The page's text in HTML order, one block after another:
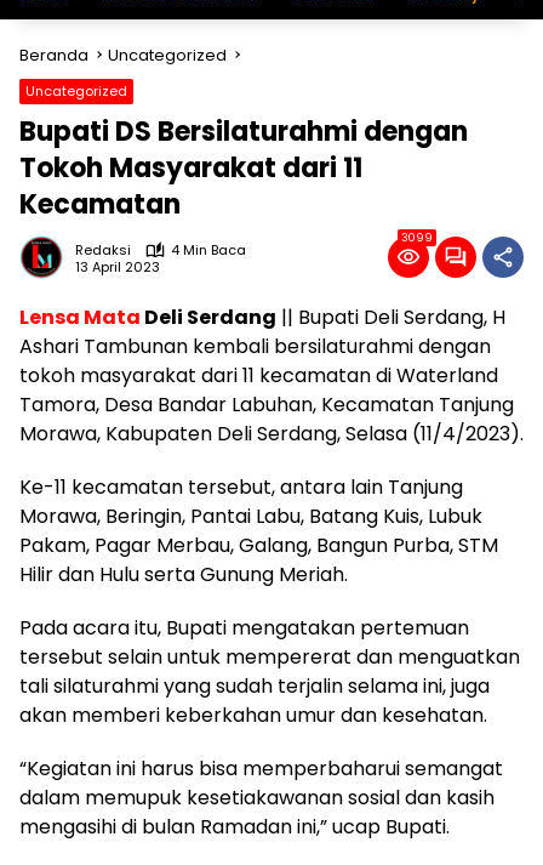
Beranda Uncategorized
Uncategorized
Bupati DS Bersilaturahmi dengan
Tokoh Masyarakat dari 11
Kecamatan
Redaksi
4 Min Baca
13 April 2023
3099
Lensa Mata Deli Serdang || Bupati Deli Serdang, H
Ashari Tambunan kembali bersilaturahmi dengan
tokoh masyarakat dari 11 kecamatan di Waterland
Tamora, Desa Bandar Labuhan, Kecamatan Tanjung
Morawa, Kabupaten Deli Serdang, Selasa (11/4/2023).
Ke-11 kecamatan tersebut, antara lain Tanjung
Morawa, Beringin, Pantai Labu, Batang Kuis, Lubuk
Pakam, Pagar Merbau, Galang, Bangun Purba, STM
Hilir dan Hulu serta Gunung Meriah.
Pada acara itu, Bupati mengatakan pertemuan
tersebut selain untuk mempererat dan menguatkan
tali silaturahmi yang sudah terjalin selama ini, juga
akan memberi keberkahan umur dan kesehatan.
“Kegiatan ini harus bisa memperbaharui semangat
dalam memupuk kesetiakawanan sosial dan kasih
mengasihi di bulan Ramadan ini,” ucap Bupati.